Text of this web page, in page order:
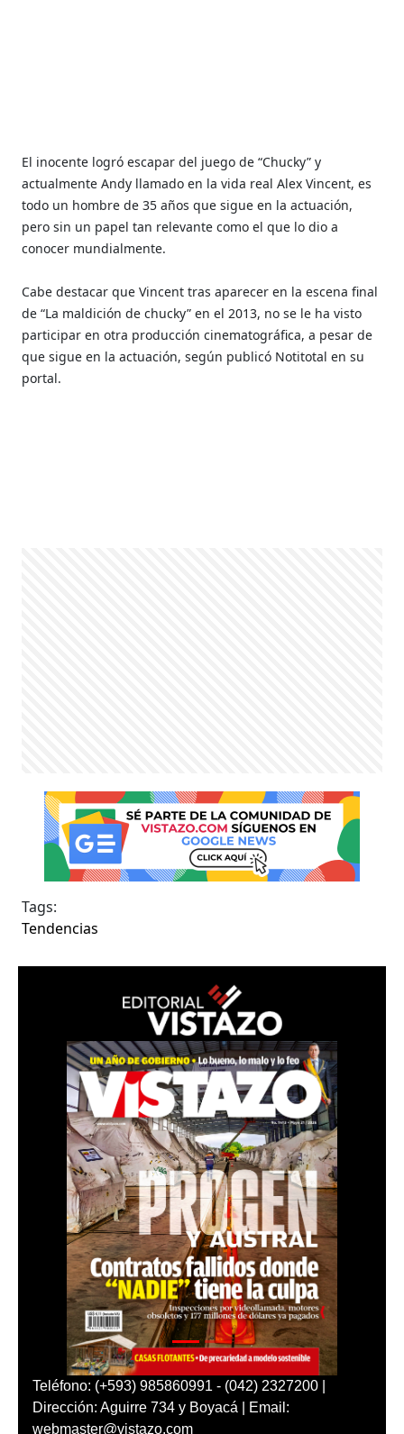
El inocente logró escapar del juego de “Chucky” y
actualmente Andy llamado en la vida real Alex Vincent, es
todo un hombre de 35 años que sigue en la actuación,
pero sin un papel tan relevante como el que lo dio a
conocer mundialmente.
Cabe destacar que Vincent tras aparecer en la escena final
de “La maldición de chucky” en el 2013, no se le ha visto
participar en otra producción cinematográfica, a pesar de
que sigue en la actuación, según publicó Notitotal en su
portal.
Tags:
Tendencias
Teléfono: (+593) 985860991 - (042) 2327200 |
Dirección: Aguirre 734 y Boyacá | Email:
webmaster@vistazo.com